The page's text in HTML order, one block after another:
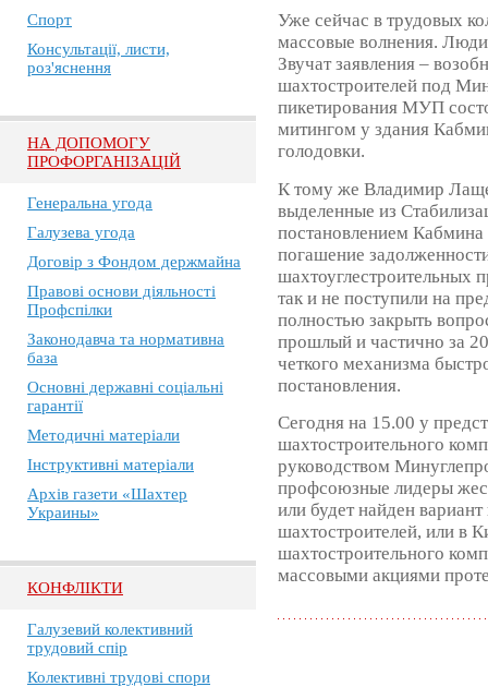
Спорт
Консультації, листи,
роз'яснення
НА ДОПОМОГУ
ПРОФОРГАНІЗАЦІЙ
Генеральна угода
Галузева угода
Договір з Фондом держмайна
Правові основи діяльності
Профспілки
Законодавча та нормативна
база
Основні державні соціальні
гарантії
Методичні матеріали
Інструктивні матеріали
Архів газети «Шахтер
Украины»
КОНФЛІКТИ
Галузевий колективний
трудовий спір
Колективні трудові спори
Уже сейчас в трудовых
массовые волнения.
Звучат заявления –
шахтостроителей под
пикетирования МУП
митингом у здания
голодовки.
К тому же Владимир
выделенные из
постановлением
погашение
шахтоуглестроительных
так и не поступили на
полностью закрыть
прошлый и частично за
четкого механизма
постановления.
Сегодня на 15.00 у
шахтостроительного
руководством
профсоюзные лидеры
или будет найден
шахтостроителей, или в
шахтостроительного
массовыми акциями